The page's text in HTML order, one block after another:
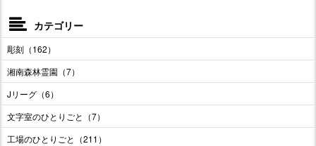
カテゴリー
彫刻（162）
湘南森林霊園（7）
Jリーグ（6）
文字室のひとりごと（7）
工場のひとりごと（211）